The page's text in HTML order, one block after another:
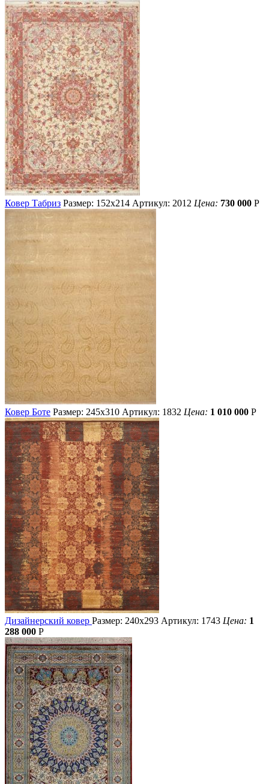
Ковер Табриз Размер: 152х214 Артикул: 2012 Цена: 730 000 Р
Ковер Боте Размер: 245х310 Артикул: 1832 Цена: 1 010 000 Р
Дизайнерский ковер Размер: 240х293 Артикул: 1743 Цена: 1
288 000 Р